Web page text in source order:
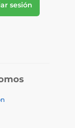
sesión